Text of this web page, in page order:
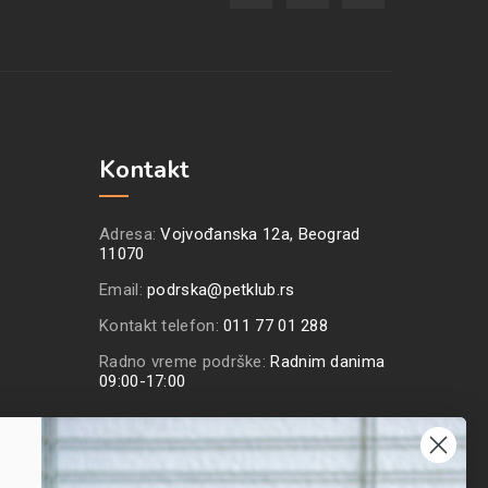
Kontakt
Adresa:Vojvođanska 12a, Beograd
11070
Email:podrska@petklub.rs
Kontakt telefon:011 77 01 288
Radno vreme podrške:Radnim danima
09:00-17:00
Prijavite se na naš